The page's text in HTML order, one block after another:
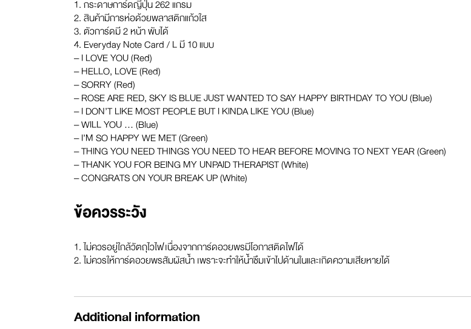
1. กระดาษการ์ดญี่ปุ่น 262 แกรม
2. สินค้ามีการห่อด้วยพลาสติกแก้วใส
3. ตัวการ์ดมี 2 หน้า พับได้
4. Everyday Note Card / L มี 10 แบบ
– I LOVE YOU (Red)
– HELLO, LOVE (Red)
– SORRY (Red)
– ROSE ARE RED, SKY IS BLUE JUST WANTED TO SAY HAPPY BIRTHDAY TO YOU (Blue)
– I DON’T LIKE MOST PEOPLE BUT I KINDA LIKE YOU (Blue)
– WILL YOU … (Blue)
– I’M SO HAPPY WE MET (Green)
– THING YOU NEED THINGS YOU NEED TO HEAR BEFORE MOVING TO NEXT YEAR (Green)
– THANK YOU FOR BEING MY UNPAID THERAPIST (White)
– CONGRATS ON YOUR BREAK UP (White)
ข้อควรระวัง
1. ไม่ควรอยู่ใกล้วัตถุไวไฟ เนื่องจากการ์ดอวยพรมีโอกาสติดไฟได้
2. ไม่ควรให้การ์ดอวยพรสัมผัสน้ำ เพราะจะทำให้น้ำซึมเข้าไปด้านในและเกิดความเสียหายได้
Additional information